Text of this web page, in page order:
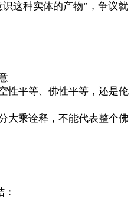
这种实体的产物”，争议就
性平等、佛性平等，还是伦
大乘诠释，不能代表整个佛